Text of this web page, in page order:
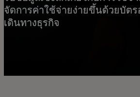
จัดการค่าใช้จ่ายง่ายขึ้นด้วยบัตร
เดินทางธุรกิจ